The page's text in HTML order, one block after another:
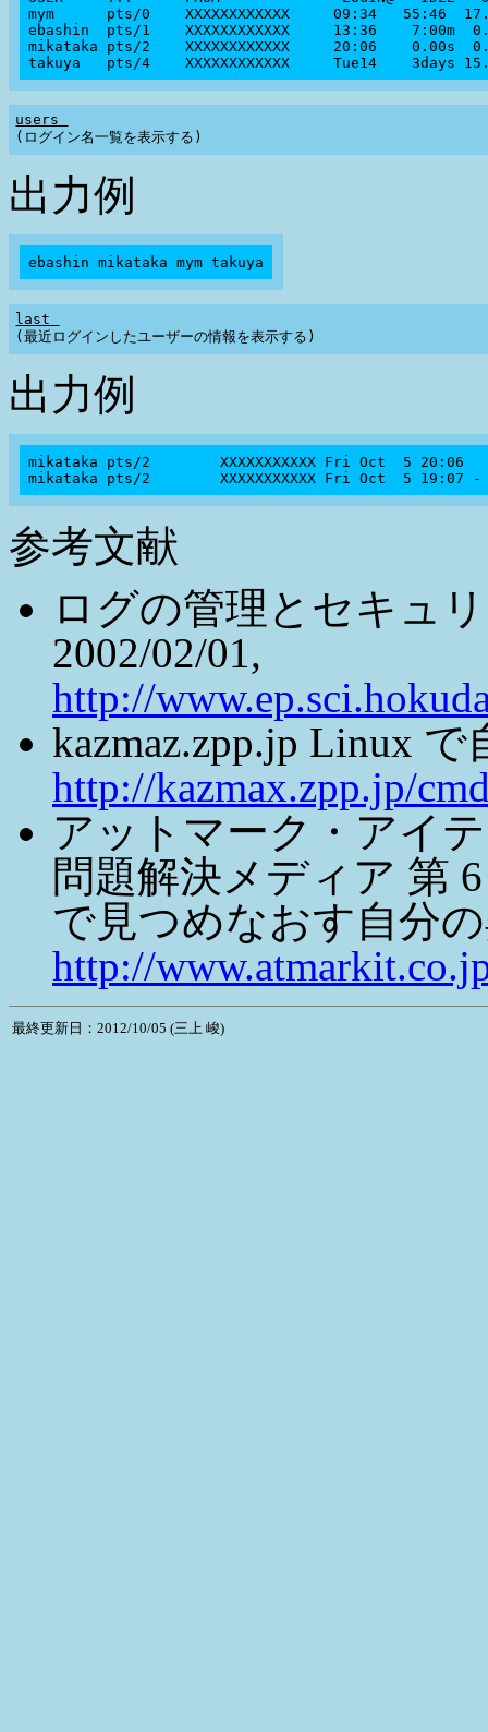
mym      pts/0    XXXXXXXXXXXX     09:34   55:46
ebashin  pts/1    XXXXXXXXXXXX     13:36    7:00m
mikataka pts/2    XXXXXXXXXXXX     20:06    0.00s
users
出力例
last
出力例
mikataka pts/2        XXXXXXXXXXX Fri Oct  5
参考文献
ログの管理とセキュ
2002/02/01,
http://
kazmaz.zpp.jp Linux
http://kazmax.zpp.jp/
アットマーク・アイ
問題解決メディア 第
で見つめなおす自分
http://
最終更新日：2012/10/05 (三上 峻)